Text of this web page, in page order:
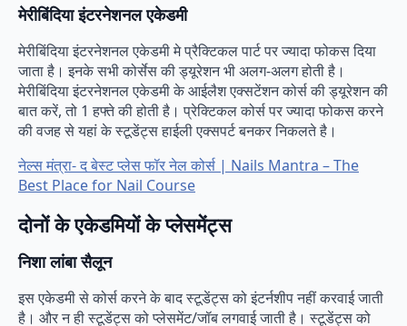
मेरीबिंदिया इंटरनेशनल एकेडमी
मेरीबिंदिया इंटरनेशनल एकेडमी मे प्रैक्टिकल पार्ट पर ज्यादा फोकस दिया
जाता है। इनके सभी कोर्सेस की ड्यूरेशन भी अलग-अलग होती है।
मेरीबिंदिया इंटरनेशनल एकेडमी के आईलैश एक्सटेंशन कोर्स की ड्यूरेशन की
बात करें, तो 1 हफ्ते की होती है। प्रेक्टिकल कोर्स पर ज्यादा फोकस करने
की वजह से यहां के स्टूडेंट्स हाईली एक्सपर्ट बनकर निकलते है।
नेल्स मंत्रा- द बेस्ट प्लेस फॉर नेल कोर्स | Nails Mantra – The
Best Place for Nail Course
दोनों के एकेडमियों के प्लेसमेंट्स
निशा लांबा सैलून
इस एकेडमी से कोर्स करने के बाद स्टूडेंट्स को इंटर्नशीप नहीं करवाई जाती
है। और न ही स्टूडेंट्स को प्लेसमेंट/जॉब लगवाई जाती है। स्टूडेंट्स को